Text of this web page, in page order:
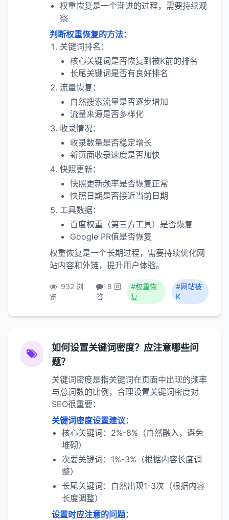
权重恢复是一个渐进的过程，需要持续观
察
判断权重恢复的方法：
关键词排名：
核心关键词是否恢复到被K前的排名
长尾关键词是否有良好排名
流量恢复：
自然搜索流量是否逐步增加
流量来源是否多样化
收录情况：
收录数量是否稳定增长
新页面收录速度是否加快
快照更新：
快照更新频率是否恢复正常
快照日期是否接近当前日期
工具数据：
百度权重（第三方工具）是否恢复
Google PR值是否恢复
权重恢复是一个长期过程，需要持续优化网
站内容和外链，提升用户体验。
932 浏
览
8 回
答
#权重恢
复
#网站被
K
如何设置关键词密度？应注意哪些问
题？
关键词密度是指关键词在页面中出现的频率
与总词数的比例，合理设置关键词密度对
SEO很重要：
关键词密度设置建议：
核心关键词：2%-8%（自然融入，避免
堆砌）
次要关键词：1%-3%（根据内容长度调
整）
长尾关键词：自然出现1-3次（根据内容
长度调整）
设置时应注意的问题：